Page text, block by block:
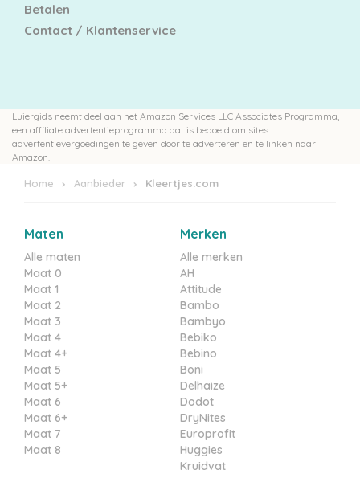
Extra
korting
Billendoekjes
Merken
vergelijken
Betalen
Contact / Klantenservice
Luiergids neemt deel aan het Amazon Services LLC Associates Programma,
een affiliate advertentieprogramma dat is bedoeld om sites
advertentievergoedingen te geven door te adverteren en te linken naar
Amazon.
Home Aanbieder Kleertjes.com
Maten
Alle maten
Maat 0
Maat 1
Maat 2
Maat 3
Maat 4
Maat 4+
Maat 5
Maat 5+
Maat 6
Maat 6+
Maat 7
Maat 8
Merken
Alle merken
AH
Attitude
Bambo
Bambyo
Bebiko
Bebino
Boni
Delhaize
Dodot
DryNites
Europrofit
Huggies
Kruidvat